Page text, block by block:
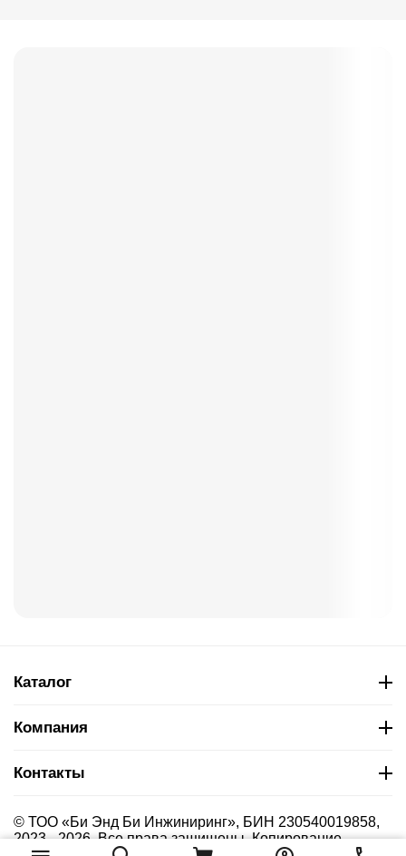
Каталог
Компания
Контакты
© ТОО «Би Энд Би Инжиниринг», БИН 230540019858,
2023 - 2026. Все права защищены. Копирование